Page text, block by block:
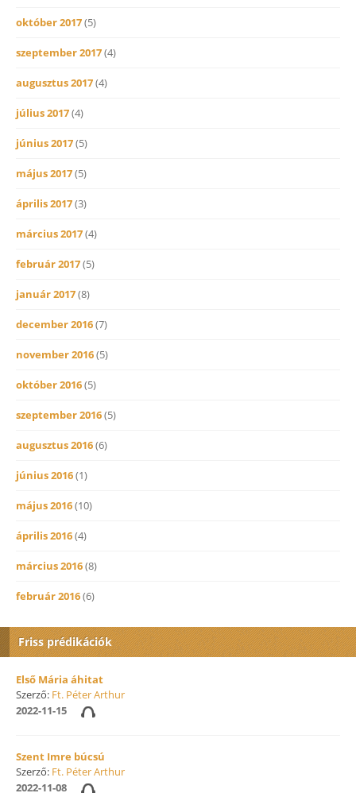
október 2017(5)
szeptember 2017(4)
augusztus 2017(4)
július 2017(4)
június 2017(5)
május 2017(5)
április 2017(3)
március 2017(4)
február 2017(5)
január 2017(8)
december 2016(7)
november 2016(5)
október 2016(5)
szeptember 2016(5)
augusztus 2016(6)
június 2016(1)
május 2016(10)
április 2016(4)
március 2016(8)
február 2016(6)
Friss prédikációk
Első Mária áhitat
Szerző: Ft. Péter Arthur
2022-11-15
Szent Imre búcsú
Szerző: Ft. Péter Arthur
2022-11-08